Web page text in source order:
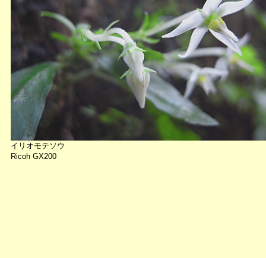
イリオモテソウ
Ricoh GX200